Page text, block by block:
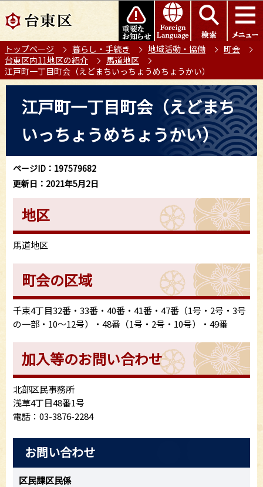
の
ー
ジ
の
このページの本文へ移動
トップページ 暮らし・手続き 地域活動・協働
町会
台東区内11地区の紹介
馬道地区
江戸町一丁目町会（えどまちいっちょうめちょうかい）
ら
江戸町一丁目町会（えどまち
いっちょうめちょうかい）
ページID：197579682
更新日：2021年5月2日
地区
馬道地区
町会の区域
千束4丁目32番・33番・40番・41番・47番（1号・2号・3号
の一部・10～12号）・48番（1号・2号・10号）・49番
加入等のお問い合わせ
北部区民事務所
浅草4丁目48番1号
電話：03-3876-2284
お問い合わせ
区民課区民係